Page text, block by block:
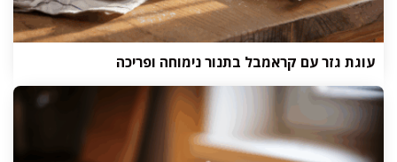
עוגת גזר עם קראמבל בתנור נימוחה ופריכה